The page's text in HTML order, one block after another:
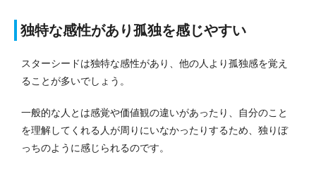
独特な感性があり孤独を感じやすい
スターシードは独特な感性があり、他の人より孤独感を覚え
ることが多いでしょう。
一般的な人とは感覚や価値観の違いがあったり、自分のこと
を理解してくれる人が周りにいなかったりするため、独りぼ
っちのように感じられるのです。